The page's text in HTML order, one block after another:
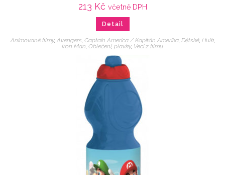
213 Kč včetně DPH
Detail
Animované filmy, Avengers Captain America / Kapitán Amerika, Dětské, Hulk,
Iron Man Oblečení, plavky, Veci z filmu